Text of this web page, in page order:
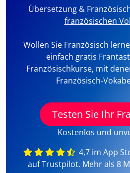
Übersetzung &
französischen
Wollen Sie Französisch
einfach gratis
Französischkurse, mit
Französisch-
Testen Sie Ihr
Kostenlos und
4,7 im App
auf Trustpilot. Mehr als 8